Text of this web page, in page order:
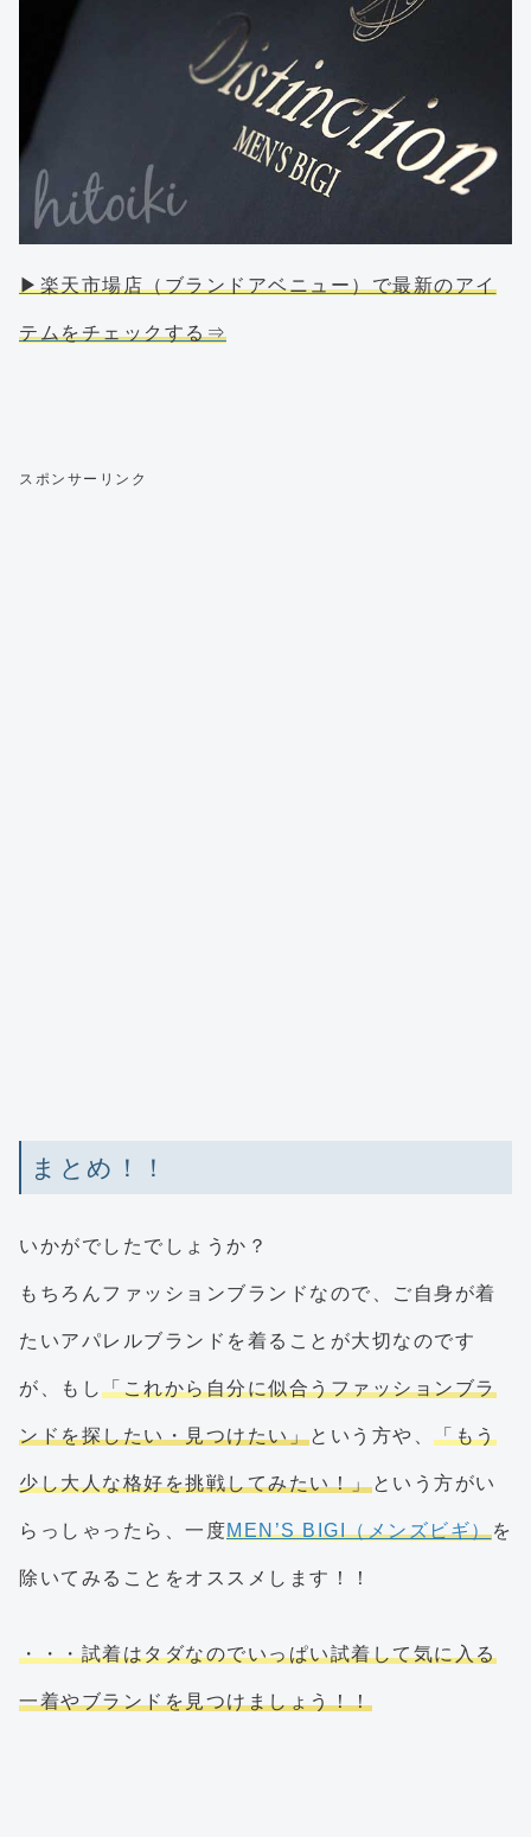
▶楽天市場店（ブランドアベニュー）で最新のアイ
テムをチェックする⇒
スポンサーリンク
まとめ！！
いかがでしたでしょうか？
もちろんファッションブランドなので、ご自身が着
たいアパレルブランドを着ることが大切なのです
が、もし「これから自分に似合うファッションブラ
ンドを探したい・見つけたい」という方や、 「もう
少し大人な格好を挑戦してみたい！」という方がい
らっしゃったら、一度MEN’S BIGI（メンズビギ）を
除いてみることをオススメします！！
・・・試着はタダなのでいっぱい試着して気に入る
一着やブランドを見つけましょう！！